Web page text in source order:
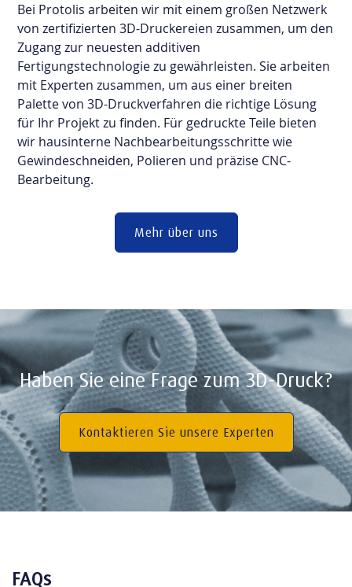
Bei Protolis arbeiten wir mit einem großen Netzwerk
von zertifizierten 3D-Druckereien zusammen, um den
Zugang zur neuesten additiven
Fertigungstechnologie zu gewährleisten. Sie arbeiten
mit Experten zusammen, um aus einer breiten
Palette von 3D-Druckverfahren die richtige Lösung
für Ihr Projekt zu finden. Für gedruckte Teile bieten
wir hausinterne Nachbearbeitungsschritte wie
Gewindeschneiden, Polieren und präzise CNC-
Bearbeitung.
Mehr über uns
Haben Sie eine Frage zum 3D-Druck?
Kontaktieren Sie unsere Experten
FAQs